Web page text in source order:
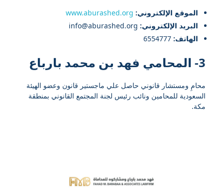
الموقع الإلكتروني: www.aburashed.org
البريد الإلكتروني:
الهاتف: 6554777
3- المحامي فهد بن محمد بارباع
محامِ ومستشار قانوني حاصل علي ماجستير قانون وعضو الهيئة
السعودية للمحامين ونائب رئيس لجنة المجتمع القانوني بمنطقة
مكة.